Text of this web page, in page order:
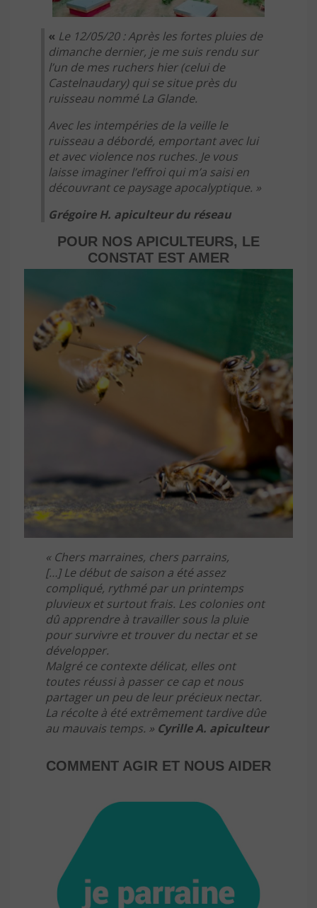
« Le 12/05/20 :Après les fortes pluies de
dimanche dernier, je me suis rendu sur
l’un de mes ruchers hier (celui de
Castelnaudary) qui se situe près du
ruisseau nommé La Glande.
Avec les intempéries de la veille le
ruisseau a débordé, emportant avec lui
et avec violence nos ruches. Je vous
laisse imaginer l’effroi qui m’a saisi en
découvrant ce paysage apocalyptique. »
Grégoire H. apiculteur du réseau
POUR NOS APICULTEURS, LE
CONSTAT EST AMER
« Chers marraines, chers parrains,
[…] Le début de saison a été assez
compliqué, rythmé par un printemps
pluvieux et surtout frais. Les colonies ont
dû apprendre à travailler sous la pluie
pour survivre et trouver du nectar et se
développer.
Malgré ce contexte délicat, elles ont
toutes réussi à passer ce cap et nous
partager un peu de leur précieux nectar.
La récolte à été extrêmement tardive dûe
au mauvais temps. » Cyrille A. apiculteur
COMMENT AGIR ET NOUS AIDER